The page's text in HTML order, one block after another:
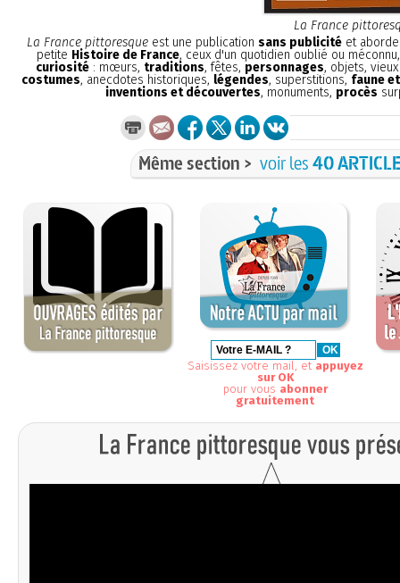
La France
La France pittoresqueest une publication sans publicitéet aborde
petite Histoire de France, ceux d'un quotidien oublié ou
curiosité : mœurs, traditions, fêtes, personnages, objets,
costumes, anecdotes historiques, légendes, superstitions, faune
inventions et découvertes, monuments, procès
Même section > voir les40
Saisissez votre mail, et appuyez
sur OK
pour vous abonner
gratuitement